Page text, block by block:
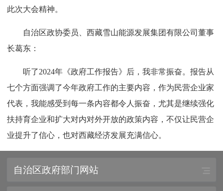
此次大会精神。
自治区政协委员、西藏雪山能源发展集团有限公司董事
长葛东：
听了2024年《政府工作报告》后，我非常振奋。报告从
七个方面强调了今年政府工作的主要内容，作为民营企业家
代表，我能感受到每一条内容都令人振奋，尤其是继续强化
扶持育企业和扩大对内对外开放的政策内容，不仅让民营企
业提升了信心，也对西藏经济发展充满信心。
自治区政府部门网站